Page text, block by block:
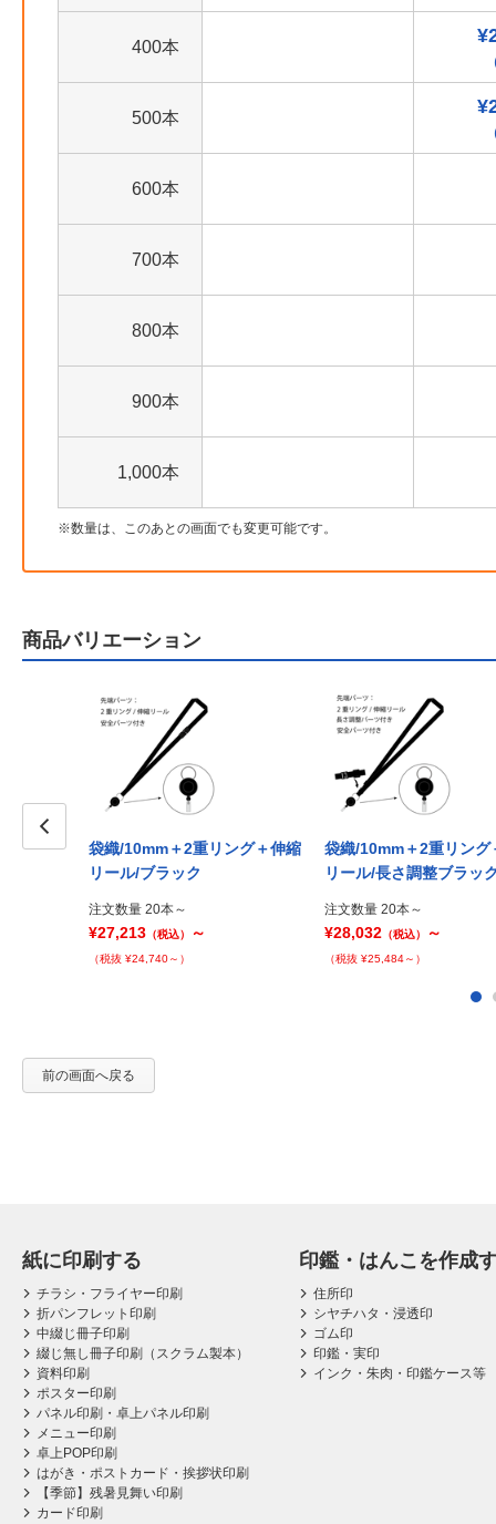
400本
500本
600本
700本
800本
900本
1,000本
数量は、このあとの画面でも変更可能です。
商品バリエーション
袋織/10mm＋2重リング＋伸縮
リール/ブラック
注文数量 20本～
¥27,213 （税込） ～
（税抜 ¥24,740～）
袋織/10mm＋2重リング
リール/長さ調整ブラッ
注文数量 20本～
¥28,032 （税込） ～
（税抜 ¥25,484～）
前の画面へ戻る
紙に印刷する
チラシ・フライヤー印刷
折パンフレット印刷
中綴じ冊子印刷
綴じ無し冊子印刷（スクラム製本）
資料印刷
ポスター印刷
パネル印刷・卓上パネル印刷
メニュー印刷
卓上POP印刷
はがき・ポストカード・挨拶状印刷
【季節】残暑見舞い印刷
カード印刷
印鑑・はんこを作成
住所印
シヤチハタ・浸透印
ゴム印
印鑑・実印
インク・朱肉・印鑑ケース等